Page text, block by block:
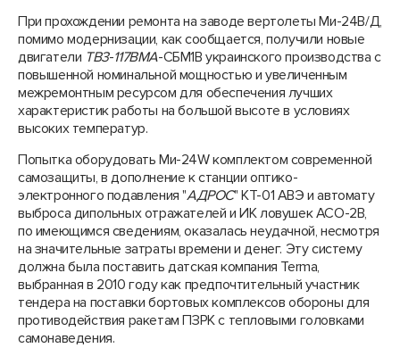
При прохождении ремонта на заводе вертолеты Ми-24В/Д,
помимо модернизации, как сообщается, получили новые
двигатели ТВ3-117ВМА-СБМ1В украинского производства с
повышенной номинальной мощностью и увеличенным
межремонтным ресурсом для обеспечения лучших
характеристик работы на большой высоте в условиях
высоких температур.
Попытка оборудовать Ми-24W комплектом современной
самозащиты, в дополнение к станции оптико-
электронного подавления "АДРОС" КТ-01 АВЭ и автомату
выброса дипольных отражателей и ИК ловушек АСО-2В,
по имеющимся сведениям, оказалась неудачной, несмотря
на значительные затраты времени и денег. Эту систему
должна была поставить датская компания Terma,
выбранная в 2010 году как предпочтительный участник
тендера на поставки бортовых комплексов обороны для
противодействия ракетам ПЗРК с тепловыми головками
самонаведения.